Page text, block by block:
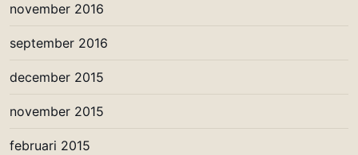
november 2016
september 2016
december 2015
november 2015
februari 2015